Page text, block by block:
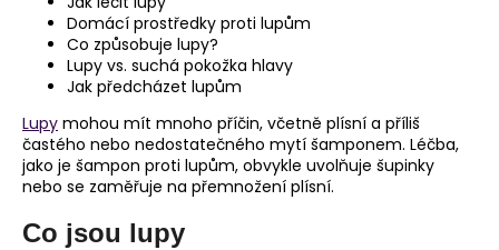
Domácí prostředky proti lupům
Co způsobuje lupy?
Lupy vs. suchá pokožka hlavy
Jak předcházet lupům
Lupy mohou mít mnoho příčin, včetně plísní a příliš
častého nebo nedostatečného mytí šamponem. Léčba,
jako je šampon proti lupům, obvykle uvolňuje šupinky
nebo se zaměřuje na přemnožení plísní.
Co jsou lupy
n
a
j
í
t